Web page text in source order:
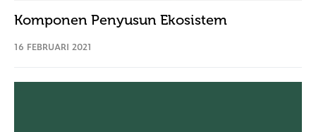
Komponen Penyusun Ekosistem
16 FEBRUARI 2021